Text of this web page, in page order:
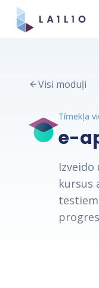
Visi moduļi
Tīmekļa
e-
kursus